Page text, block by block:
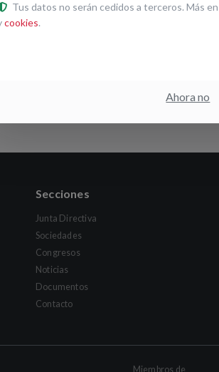
Tus datos no serán cedidos a terceros. Más en
cookies.
Ahora no
Secciones
Junta Directiva
Sociedades
Congresos
Noticias
Documentos
Contacto
Miembros de